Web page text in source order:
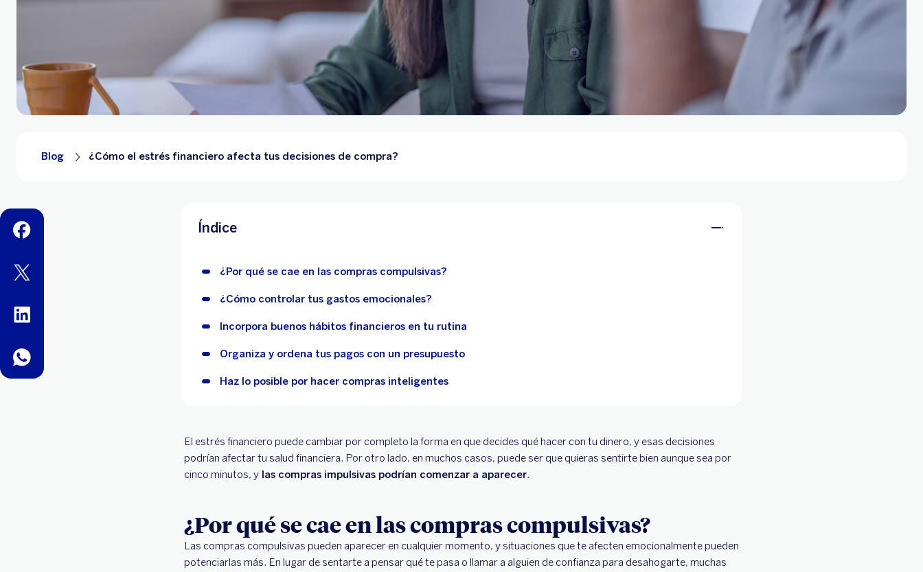
facebook
twitter
linkedin
whatsapp
Blog ¿Cómo el estrés financiero afecta tus decisiones de compra?
Índice
¿Por qué se cae en las compras compulsivas?
¿Cómo controlar tus gastos emocionales?
Incorpora buenos hábitos financieros en tu rutina
Organiza y ordena tus pagos con un presupuesto
Haz lo posible por hacer compras inteligentes
El estrés financiero puede cambiar por completo la forma en que decides qué hacer con tu dinero, y esas decisiones
podrían afectar tu salud financiera. Por otro lado, en muchos casos, puede ser que quieras sentirte bien aunque sea por
cinco minutos, y las compras impulsivas podrían comenzar a aparecer.
¿Por qué se cae en las compras compulsivas?
Las compras compulsivas pueden aparecer en cualquier momento, y situaciones que te afecten emocionalmente pueden
potenciarlas más. En lugar de sentarte a pensar qué te pasa o llamar a alguien de confianza para desahogarte, muchas